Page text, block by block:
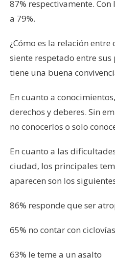
87% respectivamente.
a 79%.
¿Cómo es la relación entre
siente respetado entre sus
tiene una buena
En cuanto a
derechos y deberes. Sin
no conocerlos o solo
En cuanto a las
ciudad, los principales
aparecen son los
86% responde que ser
65% no contar con
63% le teme a un asalto